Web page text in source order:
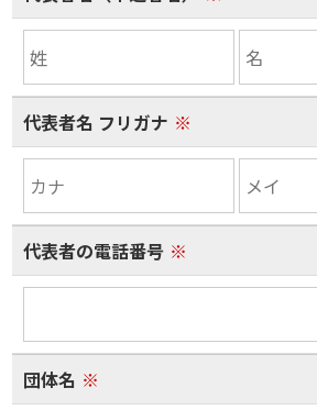
代表者名 フリガナ ※
代表者の電話番号 ※
団体名 ※